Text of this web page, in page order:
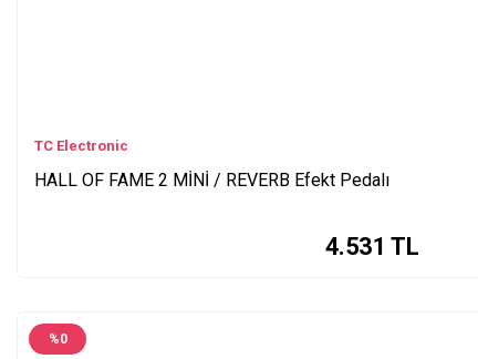
TC Electronic
HALL OF FAME 2 MİNİ / REVERB Efekt Pedalı
4.531 TL
%0